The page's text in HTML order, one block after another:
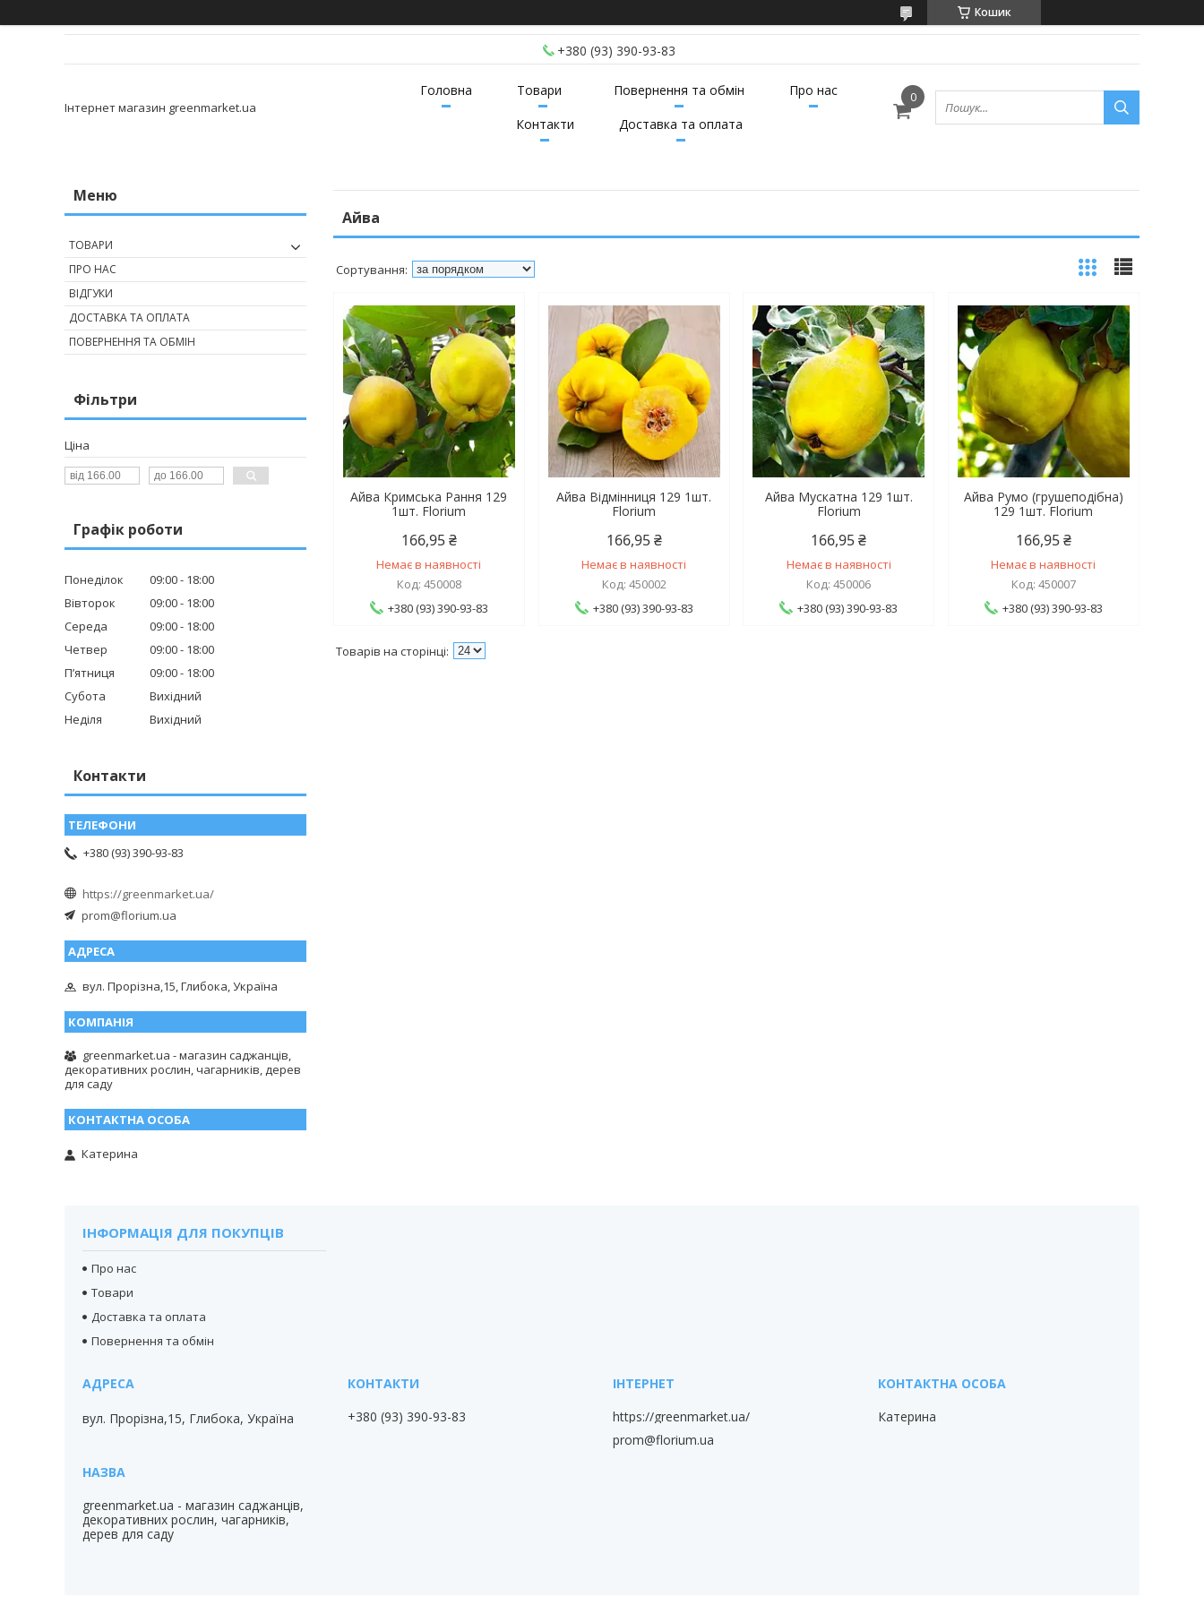
Кошик
+380 (93) 390-93-83
Інтернет магазин greenmarket.ua
Головна Товари Повернення та обмін
Про нас
Контакти
Доставка та оплата
Айва
Айва Кримська Рання 129
1шт. Florium
166,95 ₴
Немає в наявності
450008
+380 (93) 390-93-83
Айва Відмінниця 129 1шт.
Florium
166,95 ₴
Немає в наявності
450002
+380 (93) 390-93-83
Айва Мускатна 129 1шт.
Florium
166,95 ₴
Немає в наявності
450006
+380 (93) 390-93-83
Айва Румо (грушеподібна)
129 1шт. Florium
166,95 ₴
Немає в наявності
450007
+380 (93) 390-93-83
ТОВАРИ
ПРО НАС
ВІДГУКИ
ДОСТАВКА ТА ОПЛАТА
ПОВЕРНЕННЯ ТА ОБМІН
Фільтри
Ціна
Графік роботи
Понеділок 09:00
18:00
Вівторок
09:00
18:00
Середа
09:00
18:00
Четвер
09:00
18:00
Пʼятниця
09:00
18:00
Субота
Вихідний
Неділя
Вихідний
Контакти
+380 (93) 390-93-83
https://greenmarket.ua/
prom@florium.ua
вул. Прорізна,15, Глибока, Україна
greenmarket.ua - магазин саджанців,
декоративних рослин, чагарників, дерев
для саду
Катерина
ІНФОРМАЦІЯ ДЛЯ ПОКУПЦІВ
Про нас
Товари
Доставка та оплата
Повернення та обмін
вул. Прорізна,15, Глибока, Україна
greenmarket.ua - магазин саджанців,
декоративних рослин, чагарників,
дерев для саду
+380 (93) 390-93-83
https://greenmarket.ua/
prom@florium.ua
Катерина